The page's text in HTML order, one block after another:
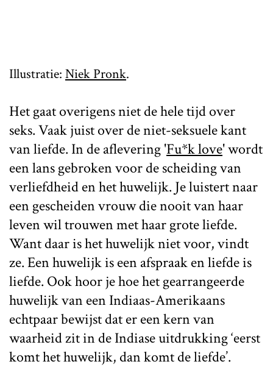
Illustratie: Niek Pronk.
Het gaat overigens niet de hele tijd over
seks. Vaak juist over de niet-seksuele kant
van liefde. In de aflevering 'Fu*k love' wordt
een lans gebroken voor de scheiding van
verliefdheid en het huwelijk. Je luistert naar
een gescheiden vrouw die nooit van haar
leven wil trouwen met haar grote liefde.
Want daar is het huwelijk niet voor, vindt
ze. Een huwelijk is een afspraak en liefde is
liefde. Ook hoor je hoe het gearrangeerde
huwelijk van een Indiaas-Amerikaans
echtpaar bewijst dat er een kern van
waarheid zit in de Indiase uitdrukking ‘eerst
komt het huwelijk, dan komt de liefde’.